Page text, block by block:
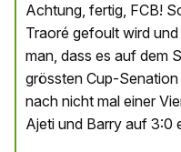
Achtung, fertig, FCB!
Traoré gefoult wird
man, dass es auf dem
grössten Cup-
nach nicht mal einer
Ajeti und Barry auf 3:0